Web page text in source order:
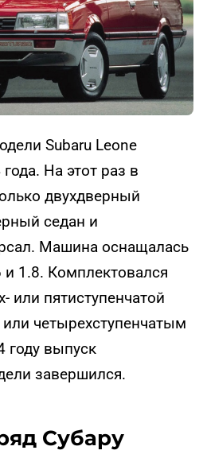
Subaru Leone
На этот раз в
двухдверный
седан и
Машина оснащалась
и 1.8. Комплектовался
или пятиступенчатой
или четырехступенчатым
году выпуск
завершился.
Субару